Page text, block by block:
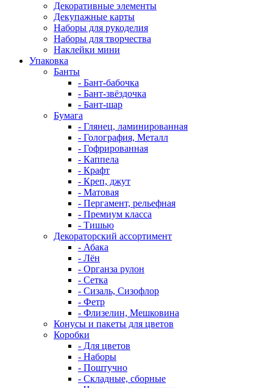
Декоративные элементы
Декупажные карты
Наборы для рукоделия
Наборы для творчества
Наклейки мини
Упаковка
Банты
- Бант-бабочка
- Бант-звёздочка
- Бант-шар
Бумага
- Глянец, ламинированная
- Голография, Металл
- Гофрированная
- Каппела
- Крафт
- Креп, джут
- Матовая
- Пергамент, рельефная
- Премиум класса
- Тишью
Декораторский ассортимент
- Абака
- Лён
- Органза рулон
- Сетка
- Сизаль, Сизофлор
- Фетр
- Флизелин, Мешковина
Конусы и пакеты для цветов
Коробки
- Для цветов
- Наборы
- Поштучно
- Складные, сборные